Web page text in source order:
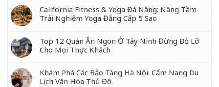
California Fitness & Yoga Đà Nẵng: Nâng Tầm
Trải Nghiệm Yoga Đẳng Cấp 5 Sao
Top 12 Quán Ăn Ngon Ở Tây Ninh Đừng Bỏ Lỡ
Cho Mọi Thực Khách
Khám Phá Các Bảo Tàng Hà Nội: Cẩm Nang Du
Lịch Văn Hóa Thủ Đô